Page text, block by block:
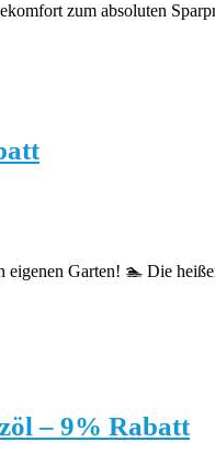
zum absoluten
Garten! 🏊 Die
– 9% Rabatt